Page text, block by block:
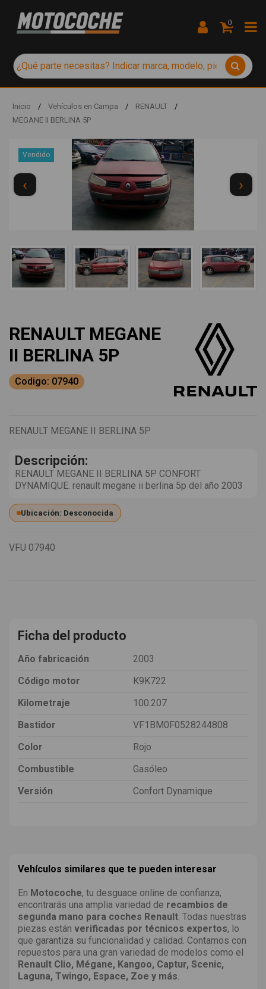
0
Inicio / Vehículos en Campa / RENAULT
/
MEGANE II BERLINA 5P
Vendido
‹ ›
RENAULT MEGANE
II BERLINA 5P
Codigo: 07940
RENAULT MEGANE II BERLINA 5P
Descripción:
RENAULT MEGANE II BERLINA 5P CONFORT
DYNAMIQUE. renault megane ii berlina 5p del año 2003
Ubicación: Desconocida
VFU 07940
Ficha del producto
Año fabricación
2003
Código motor
K9K722
Kilometraje
100.207
Bastidor
VF1BM0F0528244808
Color
Rojo
Combustible
Gasóleo
Versión
Confort Dynamique
Vehículos similares que te pueden interesar
En Motocoche, tu desguace online de confianza,
encontrarás una amplia variedad de recambios de
segunda mano para coches Renault . Todas nuestras
piezas están verificadas por técnicos expertos, lo
que garantiza su funcionalidad y calidad. Contamos con
repuestos para una gran variedad de modelos como el
Renault Clio, Mégane, Kangoo, Captur, Scenic,
Laguna, Twingo, Espace, Zoe y más